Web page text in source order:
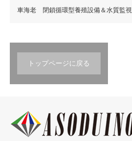
車海老 閉鎖循環型養殖設備＆水質監
トップページに戻る